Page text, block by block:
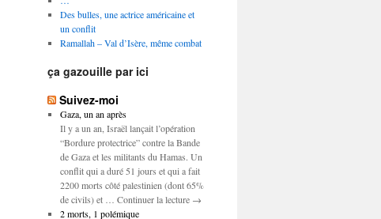
Des bulles, une actrice américaine et
un conflit
Ramallah – Val d’Isère, même combat
ça gazouille par ici
Suivez-moi
Gaza, un an après
Il y a un an, Israël lançait l’opération
“Bordure protectrice” contre la Bande
de Gaza et les militants du Hamas. Un
conflit qui a duré 51 jours et qui a fait
2200 morts côté palestinien (dont 65%
de civils) et … Continuer la lecture →
2 morts, 1 polémique